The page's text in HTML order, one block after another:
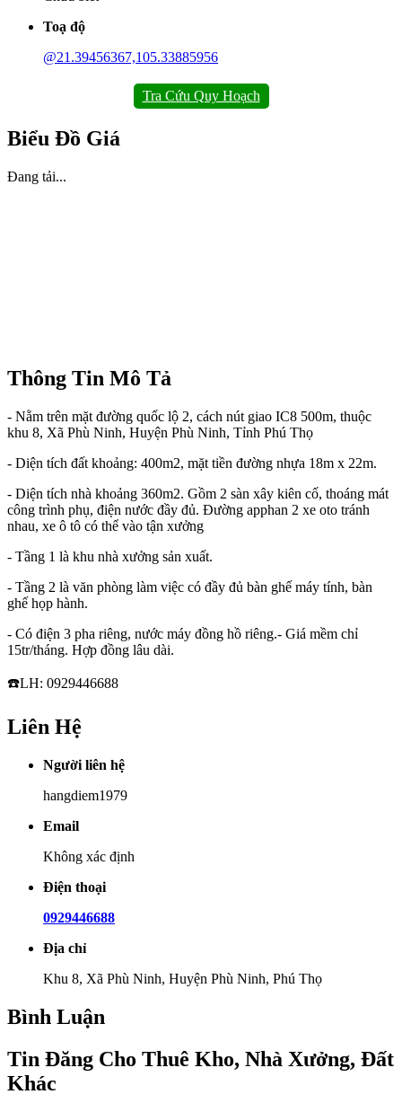
Toạ độ
@21.39456367,105.33885956
Tra Cứu Quy Hoạch
Biểu Đồ Giá
Đang tải...
Thông Tin Mô Tả
- Nằm trên mặt đường quốc lộ 2, cách nút giao IC8 500m, thuộc
khu 8, Xã Phù Ninh, Huyện Phù Ninh, Tỉnh Phú Thọ
- Diện tích đất khoảng: 400m2, mặt tiền đường nhựa 18m x 22m.
- Diện tích nhà khoảng 360m2. Gồm 2 sàn xây kiên cố, thoáng mát
công trình phụ, điện nước đầy đủ. Đường apphan 2 xe oto tránh
nhau, xe ô tô có thể vào tận xưởng
- Tầng 1 là khu nhà xưởng sản xuất.
- Tầng 2 là văn phòng làm việc có đầy đủ bàn ghế máy tính, bàn
ghế họp hành.
- Có điện 3 pha riêng, nước máy đồng hồ riêng.- Giá mềm chỉ
15tr/tháng. Hợp đồng lâu dài.
☎️LH: 0929446688
Liên Hệ
Người liên hệ
hangdiem1979
Email
Không xác định
Điện thoại
0929446688
Địa chỉ
Khu 8, Xã Phù Ninh, Huyện Phù Ninh, Phú Thọ
Bình Luận
Tin Đăng Cho Thuê Kho, Nhà Xưởng, Đất
Khác